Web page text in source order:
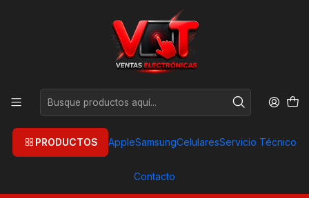
PRODUCTOS AppleSamsungCelularesServicio Técnico
Contacto